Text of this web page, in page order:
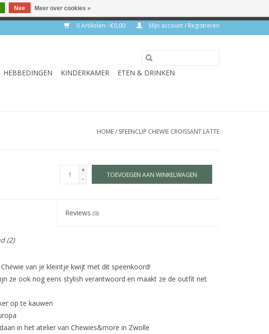
0 Artikelen - €0,00 Mijn account / Registreren
HEBBEDINGEN KINDERKAMER
ETEN & DRINKEN
HOME/ SPEENCLIP CHEWIE CROISSANT LATTE
+
-
TOEVOEGEN AAN WINKELWAGEN
Reviews(0)
(2)
van je kleintje kwijt met dit speenkoord!
ze ook nog eens stylish verantwoord en maakt ze de outfit net
op te kauwen
in het atelier van Chewies&more in Zwolle
Nee Meer over cookies »
1-3 werkdagen